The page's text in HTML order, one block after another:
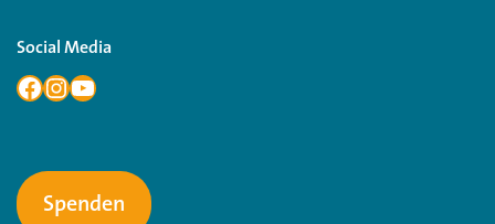
Social Media
Spenden